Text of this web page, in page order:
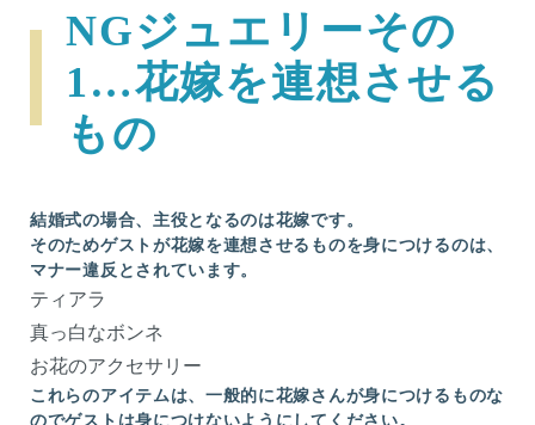
NGジュエリーその
1…花嫁を連想させる
もの
結婚式の場合、主役となるのは花嫁です。
そのためゲストが花嫁を連想させるものを身につけるのは、
マナー違反とされています。
ティアラ
真っ白なボンネ
お花のアクセサリー
これらのアイテムは、一般的に花嫁さんが身につけるものな
のでゲストは身につけないようにしてください。